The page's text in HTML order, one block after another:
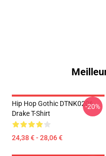
Hip Hop Gothic DTNK0206
Drake T-Shirt
24,38 € - 28,06 €
-20%